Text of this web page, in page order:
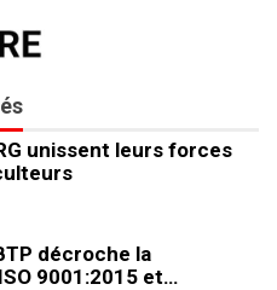
unissent leurs forces
décroche la
9001:2015 et…